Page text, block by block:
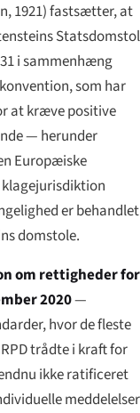
, 1921) fastsætter, at
Statsdomstol
i sammenhæng
som har
at kræve positive
— herunder
Europæiske
er behandlet
domstole.
om rettigheder for
2020—
hvor de fleste
trådte i kraft for
ikke ratificeret
meddelelser